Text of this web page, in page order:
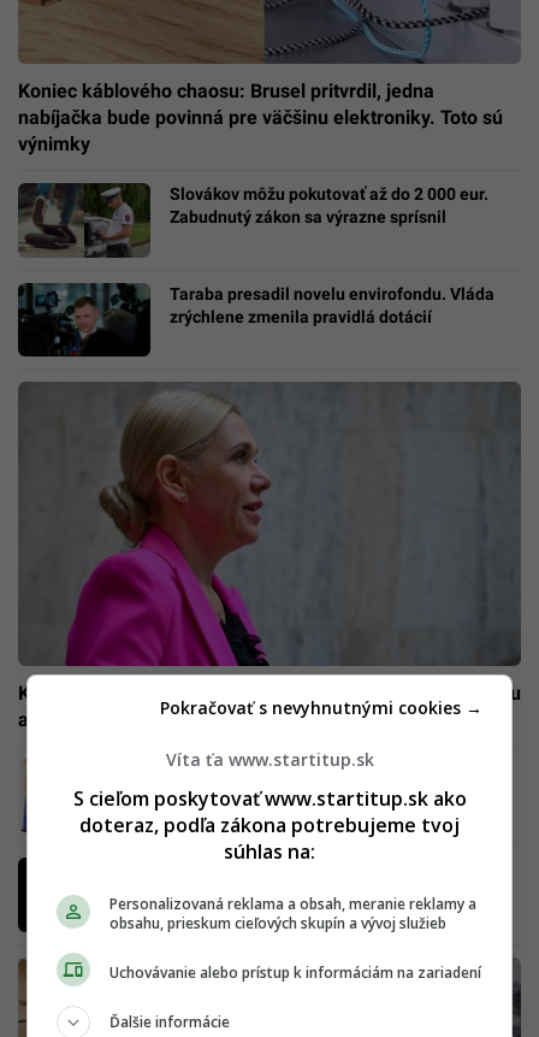
Koniec káblového chaosu: Brusel pritvrdil, jedna
nabíjačka bude povinná pre väčšinu elektroniky. Toto sú
výnimky
Slovákov môžu pokutovať až do 2 000 eur.
Zabudnutý zákon sa výrazne sprísnil
Taraba presadil novelu envirofondu. Vláda
zrýchlene zmenila pravidlá dotácií
Koniec plošných dotácií: Štát začne pomáhať podľa príjmu
a veľkosti domácnosti
Majú srdcové arytmie, úzkosti aj nespavosť.
Tieto deti si energetické nápoje už nekúpia
USA o približne tri bilióny dolárov
Víta ťa www.startitup.sk
S cieľom poskytovať www.startitup.sk ako
doteraz, podľa zákona potrebujeme tvoj
súhlas na:
Personalizovaná reklama a obsah, meranie reklamy a
obsahu, prieskum cieľových skupín a vývoj služieb
Uchovávanie alebo prístup k informáciám na zariadení
Ďalšie informácie
Pokračovať s nevyhnutnými cookies →